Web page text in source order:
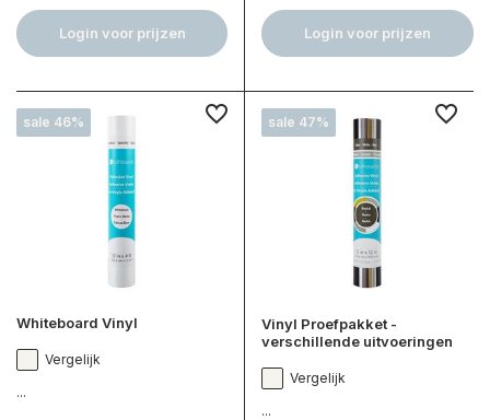
Login voor prijzen Login voor prijzen
sale 46%
Whiteboard Vinyl
Vergelijk
...
sale 47%
Vinyl Proefpakket -
verschillende uitvoeringen
Vergelijk
...